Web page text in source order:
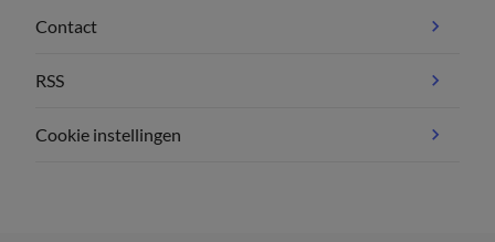
Contact
RSS
Cookie instellingen